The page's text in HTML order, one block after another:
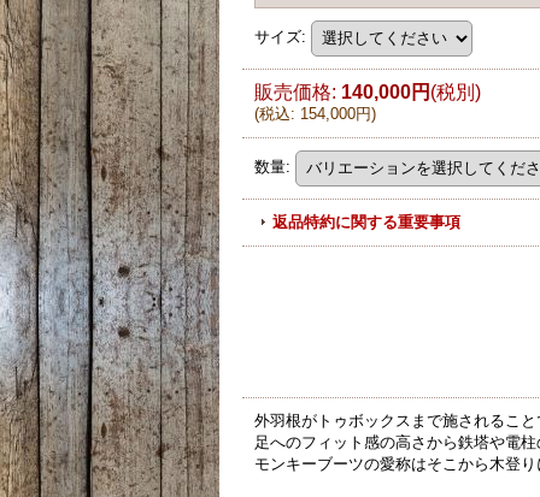
サイズ:
販売価格: 140,000円 (税別)
(税込: 154,000円)
数量:
返品特約に関する重要事項
外羽根がトゥボックスまで施されるこ
足へのフィット感の高さから鉄塔や電
モンキーブーツの愛称はそこから木登